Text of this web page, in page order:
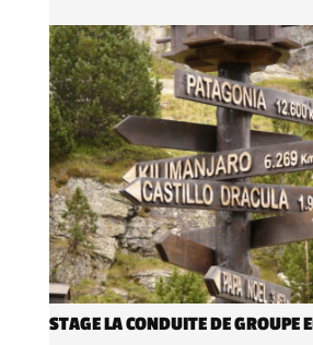
STAGE LA CONDUITE DE GROUPE